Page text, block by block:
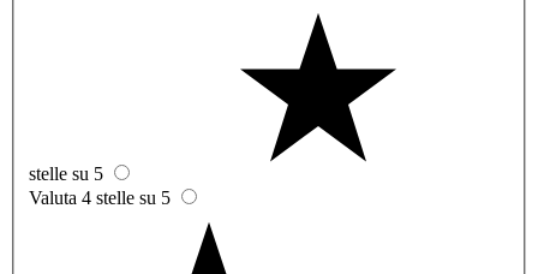
stelle su 5
Valuta 4 stelle su 5